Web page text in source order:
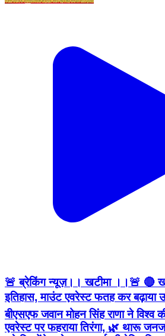
🚨 ब्रेकिंग न्यूज़।। खटीमा ।।🚨 🔴
इतिहास, माउंट एवरेस्ट फतह कर बढ़ाया
बीएसएफ जवान मोहन सिंह राणा ने विश्व
एवरेस्ट पर फहराया तिरंगा, 🌿 थारू